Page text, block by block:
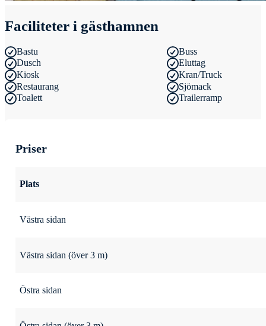
Faciliteter i gästhamnen
Bastu
Buss
Dusch
Eluttag
Kiosk
Kran/Truck
Restaurang
Sjömack
Toalett
Trailerramp
Priser
Plats
Västra sidan
Västra sidan (över 3 m)
Östra sidan